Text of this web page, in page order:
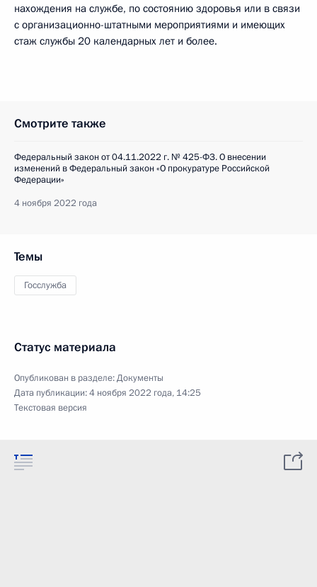
нахождения на службе, по состоянию здоровья или в связи
с организационно-штатными мероприятиями и имеющих
стаж службы 20 календарных лет и более.
Смотрите также
Федеральный закон от 04.11.2022 г. № 425-ФЗ. О внесении
изменений в Федеральный закон «О прокуратуре Российской
Федерации»
4 ноября 2022 года
Темы
Госслужба
Статус материала
Опубликован в разделе:Документы
Дата публикации:4 ноября 2022 года, 14:25
Текстовая версия